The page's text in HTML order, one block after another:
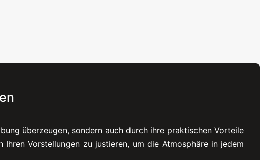
überzeugen, sondern auch durch ihre praktischen Vorteile
Vorstellungen zu justieren, um die Atmosphäre in jedem